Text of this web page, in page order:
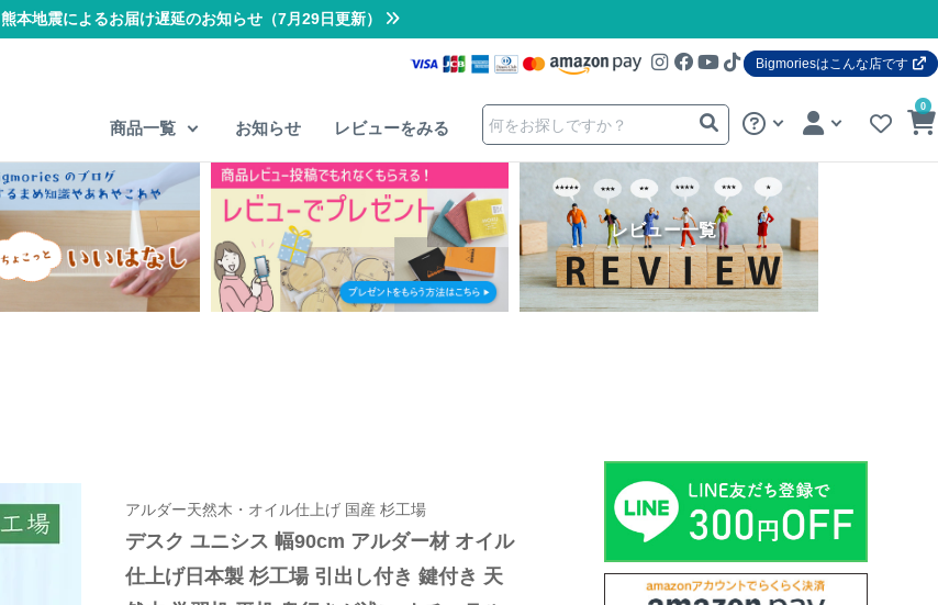
熊本地震によるお届け遅延のお知らせ（7月29日更新）
Bigmoriesはこんな店です
商品一覧 お知らせ レビューをみる
0
レビュー一覧
アルダー天然木・オイル仕上げ 国産 杉工場
デスク ユニシス 幅90cm アルダー材 オイル
仕上げ日本製 杉工場 引出し付き 鍵付き 天